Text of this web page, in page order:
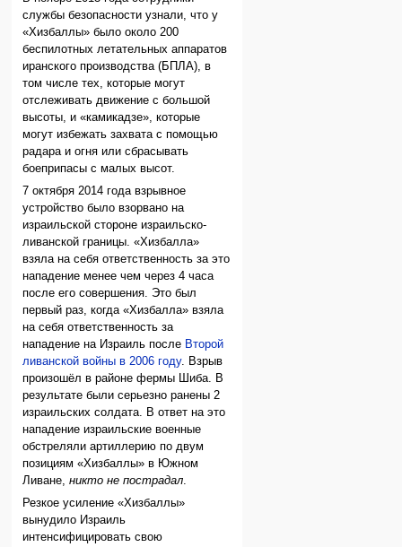
службы безопасности узнали, что у
«Хизбаллы» было около 200
беспилотных летательных аппаратов
иранского производства (БПЛА), в
том числе тех, которые могут
отслеживать движение с большой
высоты, и «камикадзе», которые
могут избежать захвата с помощью
радара и огня или сбрасывать
боеприпасы с малых высот.
7 октября 2014 года взрывное
устройство было взорвано на
израильской стороне израильско-
ливанской границы. «Хизбалла»
взяла на себя ответственность за это
нападение менее чем через 4 часа
после его совершения. Это был
первый раз, когда «Хизбалла» взяла
на себя ответственность за
нападение на Израиль после Второй
ливанской войны в 2006 году. Взрыв
произошёл в районе фермы Шиба. В
результате были серьезно ранены 2
израильских солдата. В ответ на это
нападение израильские военные
обстреляли артиллерию по двум
позициям «Хизбаллы» в Южном
Ливане,никто не пострадал.
Резкое усиление «Хизбаллы»
вынудило Израиль
интенсифицировать свою